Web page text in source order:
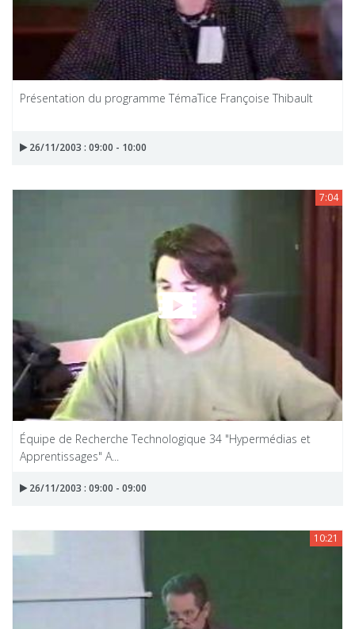
Présentation du programme TémaTice Françoise Thibault
26/11/2003 : 09:00 - 10:00
7:04
Équipe de Recherche Technologique 34 "Hypermédias et
Apprentissages" A...
26/11/2003 : 09:00 - 09:00
10:21